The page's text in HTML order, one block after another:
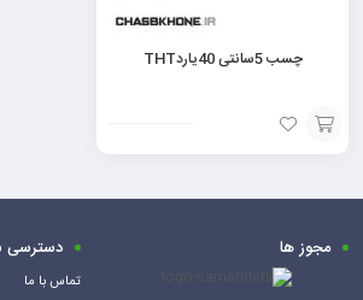
چسب 5سانتی 40یاردTHT
افزودن
به
مجوز ها دسترسی
تماس با ما